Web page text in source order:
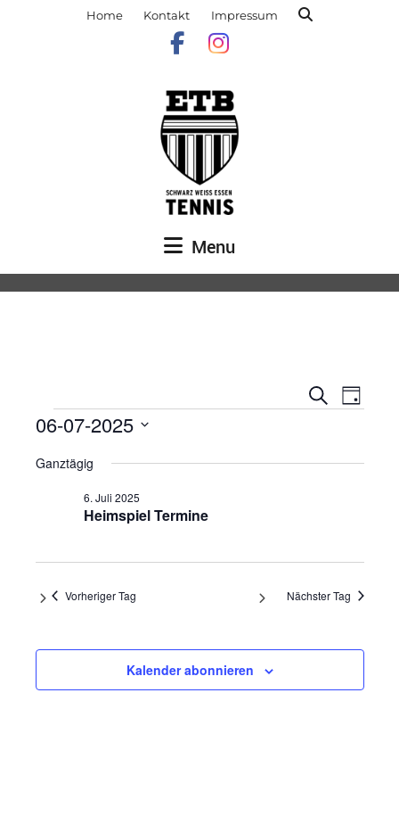
Home Kontakt Impressum
Menu
Suche
Tag
Veranstaltungen
06-07-2025
wählen.
Ganztägig
Heimspiel Termine
6. Juli 2025
Vorheriger Tag Nächster Tag
Kalender abonnieren